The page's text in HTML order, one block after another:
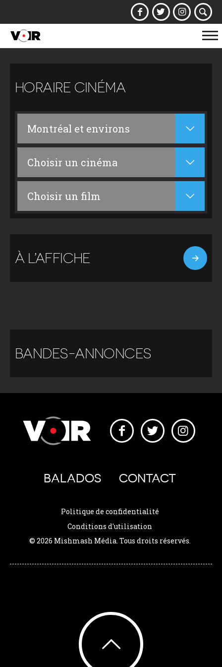
la
HORAIRE CINÉMA
À L’AFFICHE
BANDES-ANNONCES
BALADOS CONTACT
Politique de confidentialité
Conditions d'utilisation
© 2026 Mishmash Média. Tous droits réservés.